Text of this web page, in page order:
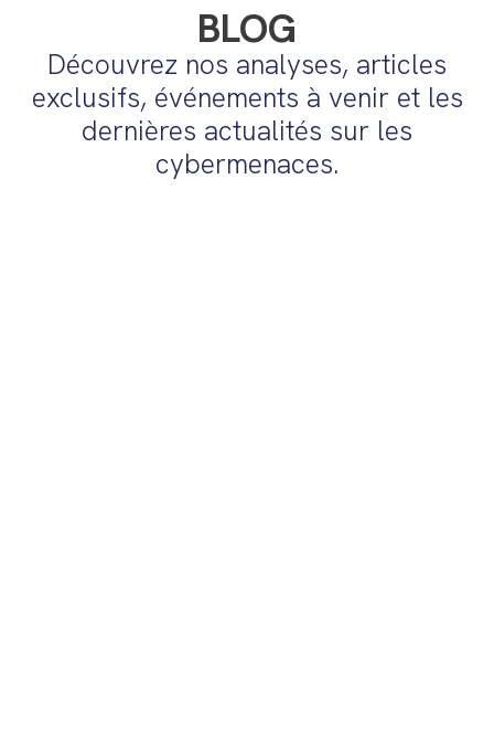
BLOG
Découvrez nos analyses, articles
exclusifs, événements à venir et les
dernières actualités sur les
cybermenaces.